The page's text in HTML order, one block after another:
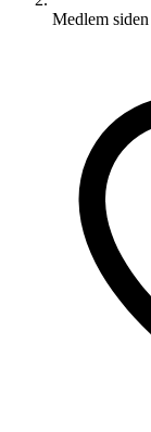
Medlem siden